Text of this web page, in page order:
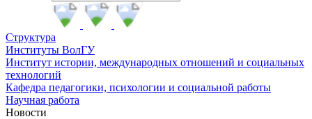
Структура
Институты ВолГУ
Институт истории, международных отношений и социальных
технологий
Кафедра педагогики, психологии и социальной работы
Научная работа
Новости